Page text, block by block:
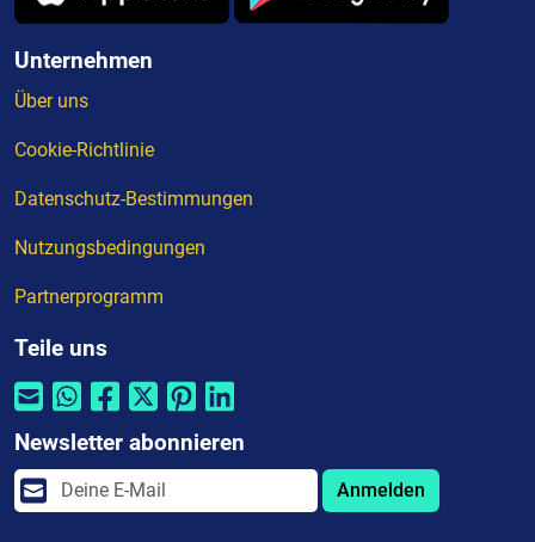
Unternehmen
Über uns
Cookie-Richtlinie
Datenschutz-Bestimmungen
Nutzungsbedingungen
Partnerprogramm
Teile uns
Newsletter abonnieren
Anmelden